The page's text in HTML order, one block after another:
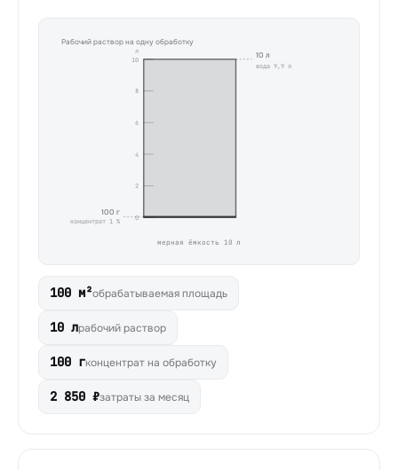
Рабочий раствор на одну обработку
0
2
4
6
8
10
л
10 л
вода 9,9л
100 г
концентрат 1 %
мерная ёмкость 10 л
100 м²обрабатываемая площадь
10 лрабочий раствор
100 гконцентрат на обработку
2 850 ₽затраты за месяц